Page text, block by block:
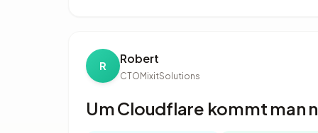
R Robert
CTO MixitSolutions
Um Cloudflare kommt man